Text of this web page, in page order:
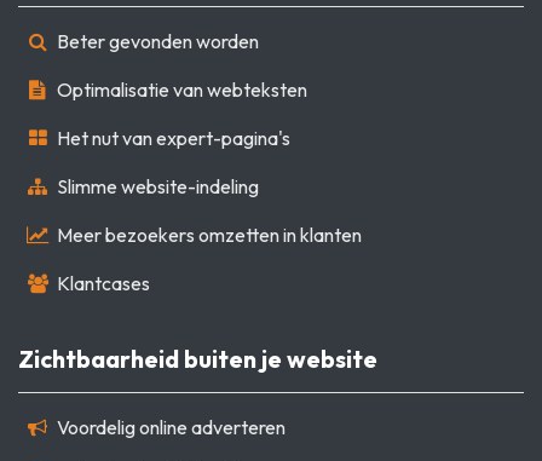
Beter gevonden worden
Optimalisatie van webteksten
Het nut van expert-pagina's
Slimme website-indeling
Meer bezoekers omzetten in klanten
Klantcases
Zichtbaarheid buiten je website
Voordelig online adverteren